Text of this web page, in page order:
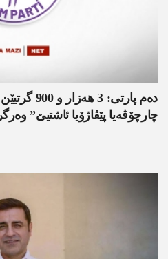
دەم پارتی:
چارچۆڤەیا پێڤاژۆیا ئاشتیێ”